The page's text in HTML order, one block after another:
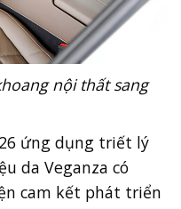
nội thất sang
ứng dụng triết lý
da Veganza có
cam kết phát triển
thao tích hợp chức